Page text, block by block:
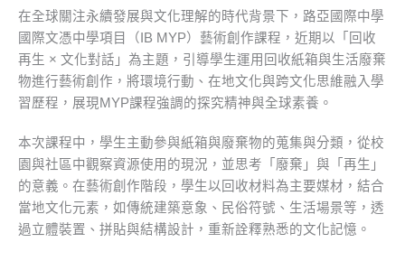
在全球關注永續發展與文化理解的時代背景下，路亞國際中學
國際文憑中學項目（IB MYP）藝術創作課程，近期以「回收
再生 × 文化對話」為主題，引導學生運用回收紙箱與生活廢棄
物進行藝術創作，將環境行動、在地文化與跨文化思維融入學
習歷程，展現MYP課程強調的探究精神與全球素養。
本次課程中，學生主動參與紙箱與廢棄物的蒐集與分類，從校
園與社區中觀察資源使用的現況，並思考「廢棄」與「再生」
的意義。在藝術創作階段，學生以回收材料為主要媒材，結合
當地文化元素，如傳統建築意象、民俗符號、生活場景等，透
過立體裝置、拼貼與結構設計，重新詮釋熟悉的文化記憶。